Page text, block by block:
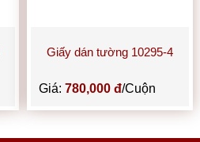
Giấy dán tường 10295-4
Giá: 780,000 đ/Cuộn